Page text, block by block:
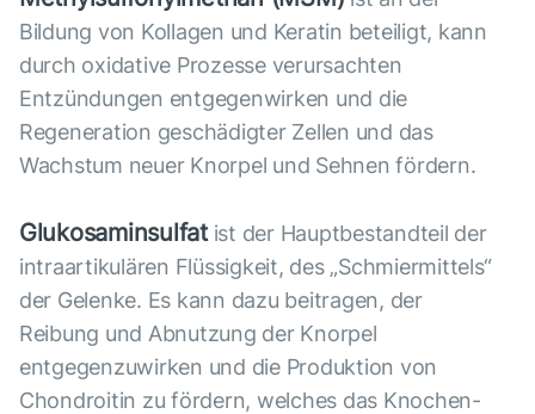
Bildung von Kollagen und Keratin beteiligt, kann
durch oxidative Prozesse verursachten
Entzündungen entgegenwirken und die
Regeneration geschädigter Zellen und das
Wachstum neuer Knorpel und Sehnen fördern.
Glukosaminsulfatist der Hauptbestandteil der
intraartikulären Flüssigkeit, des „Schmiermittels“
der Gelenke. Es kann dazu beitragen, der
Reibung und Abnutzung der Knorpel
entgegenzuwirken und die Produktion von
Chondroitin zu fördern, welches das Knochen-